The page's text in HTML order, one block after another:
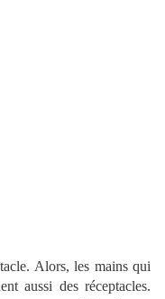
Alors, les mains qui
aussi des réceptacles.